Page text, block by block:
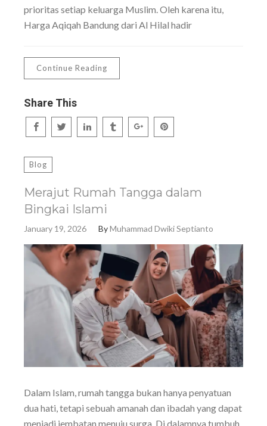
prioritas setiap keluarga Muslim. Oleh karena itu,
Harga Aqiqah Bandung dari Al Hilal hadir
Continue Reading
Share This
Blog
Merajut Rumah Tangga dalam
Bingkai Islami
January 19, 2026 ByMuhammad Dwiki Septianto
Dalam Islam, rumah tangga bukan hanya penyatuan
dua hati, tetapi sebuah amanah dan ibadah yang dapat
menjadi jembatan menuju surga. Di dalamnya tumbuh